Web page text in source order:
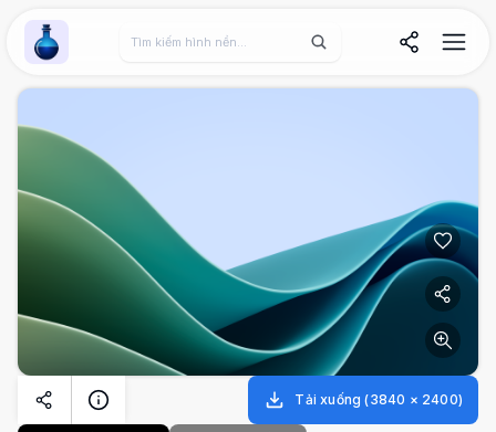
Wallpaper Alchemy
Tải xuống (3840 × 2400)